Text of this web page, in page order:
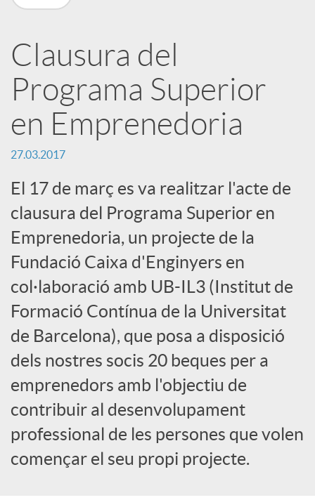
X
a
r
x
e
s
S
o
c
i
Clausura del
Programa Superior
en Emprenedoria
27.03.2017
El 17 de març es va realitzar l'acte de
clausura del Programa Superior en
Emprenedoria, un projecte de la
Fundació Caixa d'Enginyers en
col·laboració amb UB-IL3 (Institut de
Formació Contínua de la Universitat
de Barcelona), que posa a disposició
dels nostres socis 20 beques per a
emprenedors amb l'objectiu de
contribuir al desenvolupament
professional de les persones que volen
començar el seu propi projecte.